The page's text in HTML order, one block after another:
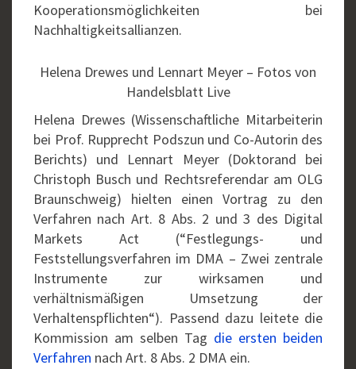
Kooperationsmöglichkeiten bei
Nachhaltigkeitsallianzen.
Helena Drewes und Lennart Meyer – Fotos von
Handelsblatt Live
Helena Drewes (Wissenschaftliche Mitarbeiterin
bei Prof. Rupprecht Podszun und Co-Autorin des
Berichts) und Lennart Meyer (Doktorand bei
Christoph Busch und Rechtsreferendar am OLG
Braunschweig) hielten einen Vortrag zu den
Verfahren nach Art. 8 Abs. 2 und 3 des Digital
Markets Act (“Festlegungs- und
Feststellungsverfahren im DMA – Zwei zentrale
Instrumente zur wirksamen und
verhältnismäßigen Umsetzung der
Verhaltenspflichten“). Passend dazu leitete die
Kommission am selben Tag die ersten beiden
Verfahren nach Art. 8 Abs. 2 DMA ein.